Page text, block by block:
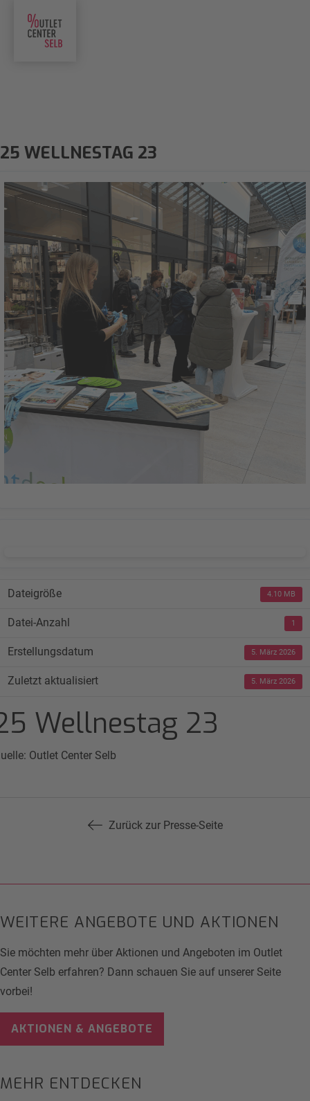
25 WELLNESTAG 23
Dateigröße 4.10 MB
Datei-Anzahl 1
Erstellungsdatum 5. März 2026
Zuletzt aktualisiert 5. März 2026
Wellnestag 23
Outlet Center Selb
Zurück zur Presse-Seite
WEITERE ANGEBOTE UND AKTIONEN
Sie möchten mehr über Aktionen und Angeboten im Outlet
Center Selb erfahren? Dann schauen Sie auf unserer Seite
vorbei!
AKTIONEN & ANGEBOTE
MEHR ENTDECKEN